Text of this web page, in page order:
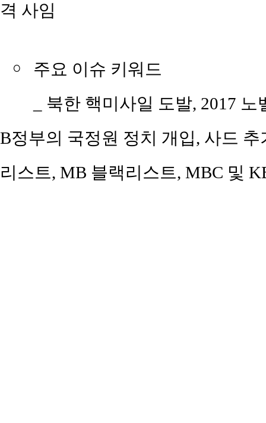
격 사임
￮
주요 이슈 키워드
_ 북한 핵미사일 도발, 2017
B정부의 국정원 정치 개입, 사드
리스트, MB 블랙리스트, MBC 및